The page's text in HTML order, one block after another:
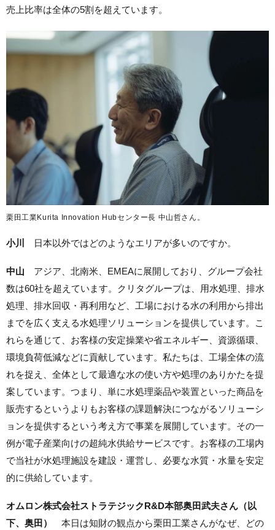
売上比率は全体の5割を超えています。
栗田工業Kurita Innovation Hubセンター長 中山哲さん。
小川 日本以外ではどのようなエリアが多いのですか。
中山 アジア、北南米、EMEAに展開しており、グループ会社
数は60社を超えています。クリタグループは、用水処理、排水
処理、排水回収・再利用など、 工場における水の利用から排出
までを広く支える水処理ソリューションを提供しています。こ
れらを通じて、お客様の安定操業や省エネルギー、資源循環、
環境負荷低減などに貢献しています。私たちは、工場全体の流
れを捉え、全体として最適な水の使い方や処理のありかたを提
案しています。つまり、単に水処理薬品や装置といった商品を
販売するというよりもお客様の課題解決につながるソリューシ
ョンを提供するという考え方で事業を展開しています。その一
例が電子産業向けの超純水供給サービスです。お客様の工場内
で当社が水処理施設を建設・運営し、必要な水質・水量を安定
的に供給しています。
オムロン株式会社ストラテジックR&D本部奥田武夫さん（以
下、奥田）
本日は知財の観点から栗田工業さんがなぜ、どの